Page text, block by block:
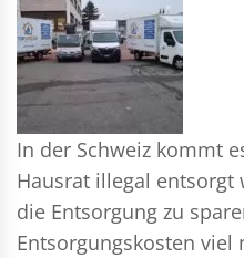
In der Schweiz kommt
Hausrat illegal
die Entsorgung zu
Entsorgungskosten